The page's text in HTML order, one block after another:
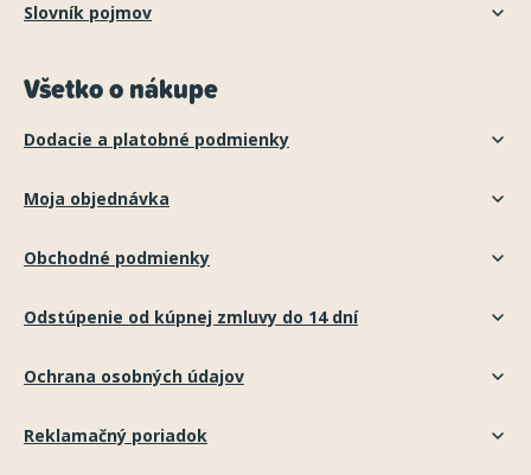
Slovník pojmov
Všetko o nákupe
Dodacie a platobné podmienky
Moja objednávka
Obchodné podmienky
Odstúpenie od kúpnej zmluvy do 14 dní
Ochrana osobných údajov
Reklamačný poriadok